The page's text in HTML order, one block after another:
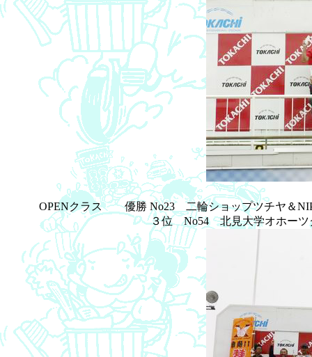
OPENクラス 優勝 No23 二輪ショップツチヤ＆
３位 No54 北見大学オホーツクブ